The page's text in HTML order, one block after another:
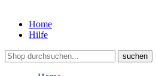
Home
Hilfe
suchen